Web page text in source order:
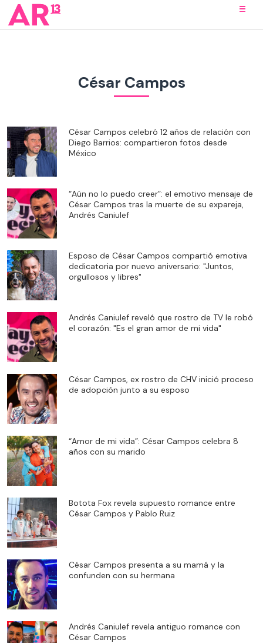
César Campos
César Campos celebró 12 años de relación con
Diego Barrios: compartieron fotos desde
México
“Aún no lo puedo creer”: el emotivo mensaje de
César Campos tras la muerte de su expareja,
Andrés Caniulef
Esposo de César Campos compartió emotiva
dedicatoria por nuevo aniversario: "Juntos,
orgullosos y libres"
Andrés Caniulef reveló que rostro de TV le robó
el corazón: "Es el gran amor de mi vida"
César Campos, ex rostro de CHV inició proceso
de adopción junto a su esposo
“Amor de mi vida”: César Campos celebra 8
años con su marido
Botota Fox revela supuesto romance entre
César Campos y Pablo Ruiz
César Campos presenta a su mamá y la
confunden con su hermana
Andrés Caniulef revela antiguo romance con
César Campos